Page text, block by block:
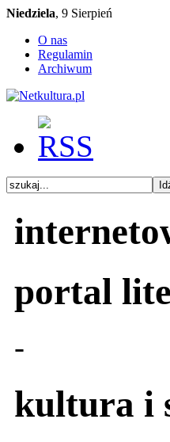
Niedziela, 9 Sierpień
O nas
Regulamin
Archiwum
portal
-
kultura i